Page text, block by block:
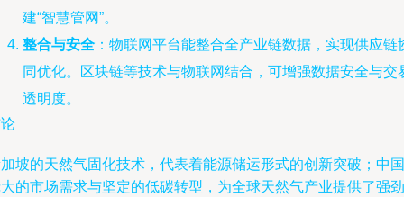
建“智慧管网”。
整合与安全 ：物联网平台能整合全产业链数据，实现供应链
同优化。区块链等技术与物联网结合，可增强数据安全与交
透明度。
坡的天然气固化技术，代表着能源储运形式的创新突破；中国
的市场需求与坚定的低碳转型，为全球天然气产业提供了强劲